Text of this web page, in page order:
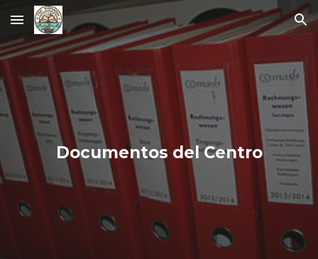
Skip to main content Skip to navigation
Documentos del Centro